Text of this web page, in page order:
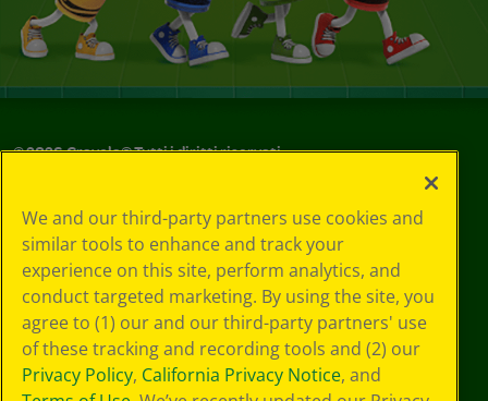
©2026Crayola® Tutti i diritti riservati.
in materia di
privacy
Informativa sulla
privacy
Termini SMS
GDPR
Informativa sulla
privacy di CA
We and our third-party partners use cookies and
similar tools to enhance and track your
experience on this site, perform analytics, and
conduct targeted marketing. By using the site, you
agree to (1) our and our third-party partners' use
of these tracking and recording tools and (2) our
Privacy Policy, California Privacy Notice, and